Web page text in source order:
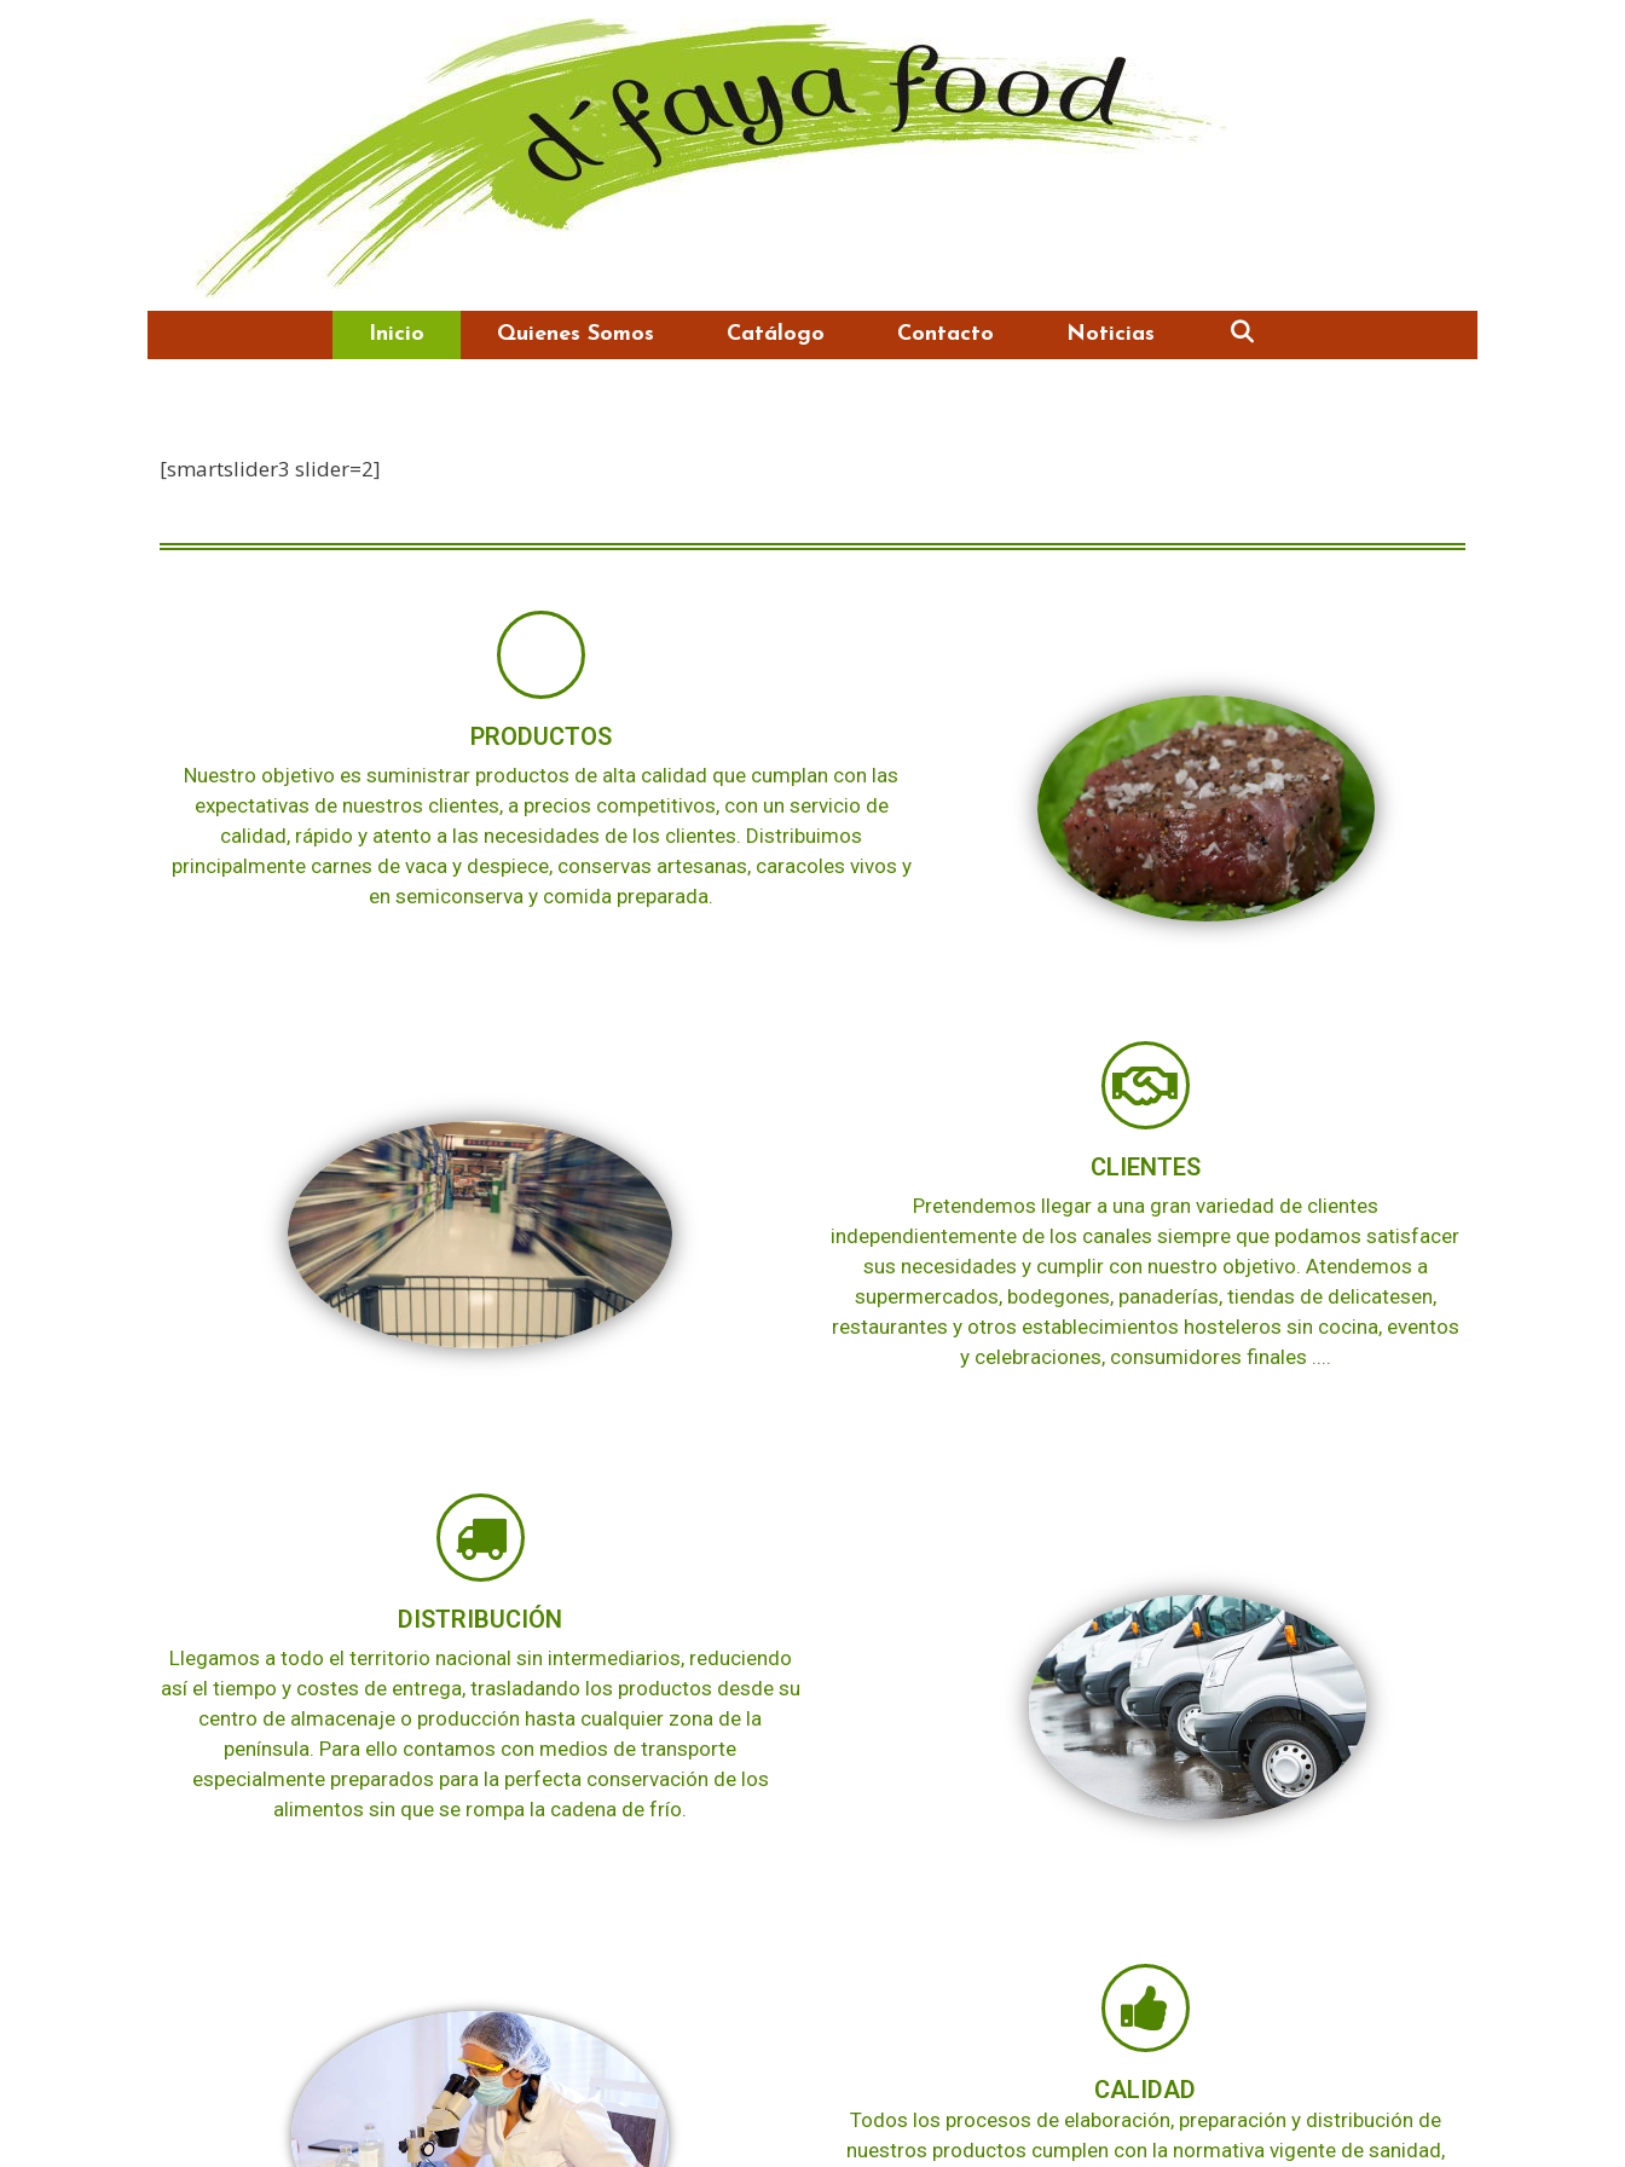
Inicio Quienes Somos Catálogo Contacto Noticias
[smartslider3 slider=2]
PRODUCTOS
Nuestro objetivo es suministrar productos de alta calidad que cumplan con las
expectativas de nuestros clientes, a precios competitivos, con un servicio de
calidad, rápido y atento a las necesidades de los clientes. Distribuimos
principalmente carnes de vaca y despiece, conservas artesanas, caracoles vivos y
en semiconserva y comida preparada.
CLIENTES
Pretendemos llegar a una gran variedad de clientes
independientemente de los canales siempre que podamos satisfacer
sus necesidades y cumplir con nuestro objetivo. Atendemos a
supermercados, bodegones, panaderías, tiendas de delicatesen,
restaurantes y otros establecimientos hosteleros sin cocina, eventos
y celebraciones, consumidores finales ....
DISTRIBUCIÓN
Llegamos a todo el territorio nacional sin intermediarios, reduciendo
así el tiempo y costes de entrega, trasladando los productos desde su
centro de almacenaje o producción hasta cualquier zona de la
península. Para ello contamos con medios de transporte
especialmente preparados para la perfecta conservación de los
alimentos sin que se rompa la cadena de frío.
CALIDAD
Todos los procesos de elaboración, preparación y distribución de
nuestros productos cumplen con la normativa vigente de sanidad,